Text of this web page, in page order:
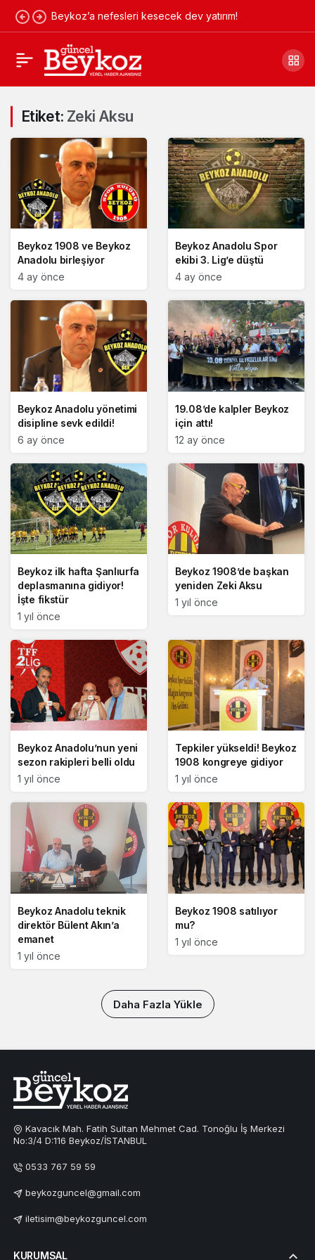
Beykoz’a nefesleri kesecek dev yatırım!
Etiket: Zeki Aksu
Beykoz 1908 ve Beykoz
Anadolu birleşiyor
4 ay önce
Beykoz Anadolu Spor
ekibi 3. Lig’e düştü
4 ay önce
Beykoz Anadolu yönetimi
disipline sevk edildi!
6 ay önce
19.08’de kalpler Beykoz
için attı!
12 ay önce
Beykoz ilk hafta Şanlıurfa
deplasmanına gidiyor!
İşte fikstür
1 yıl önce
Beykoz 1908’de başkan
yeniden Zeki Aksu
1 yıl önce
Beykoz Anadolu’nun yeni
sezon rakipleri belli oldu
1 yıl önce
Tepkiler yükseldi! Beykoz
1908 kongreye gidiyor
1 yıl önce
Beykoz Anadolu teknik
direktör Bülent Akın’a
emanet
1 yıl önce
Beykoz 1908 satılıyor
mu?
1 yıl önce
Daha Fazla Yükle
Kavacık Mah. Fatih Sultan Mehmet Cad. Tonoğlu İş Merkezi
No:3/4 D:116 Beykoz/İSTANBUL
0533 767 59 59
beykozguncel@gmail.com
iletisim@beykozguncel.com
KURUMSAL